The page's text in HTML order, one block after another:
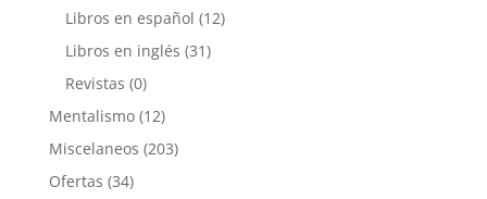
Libros en español (12)
Libros en inglés (31)
Revistas (0)
Mentalismo (12)
Miscelaneos (203)
Ofertas (34)